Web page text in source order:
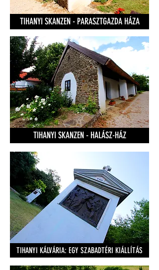
TIHANYI SKANZEN - PARASZTGAZDA HÁZA
TIHANYI SKANZEN - HALÁSZ-HÁZ
TIHANYI KÁLVÁRIA: EGY SZABADTÉRI KIÁLLÍTÁS